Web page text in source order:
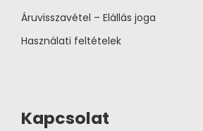
Áruvisszavétel – Elállás joga
Használati feltételek
Kapcsolat